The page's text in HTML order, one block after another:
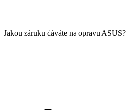
Jakou záruku dáváte na opravu ASUS?